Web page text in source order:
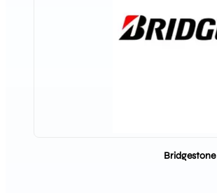
Bridgestone